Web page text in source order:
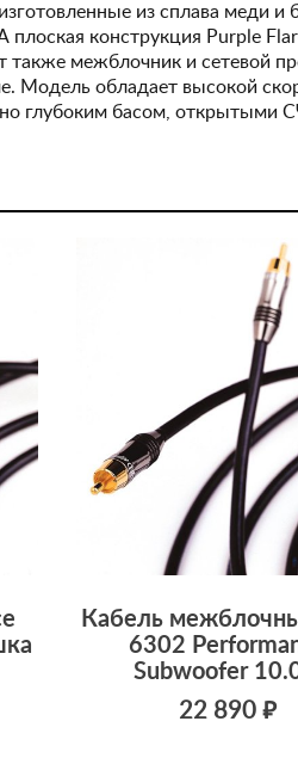
из сплава меди и
плоская конструкция Purple
также межблочник и сетевой
Модель обладает высокой
глубоким басом, открытыми
Кабель
6302
Subwoofer
22 890 ₽